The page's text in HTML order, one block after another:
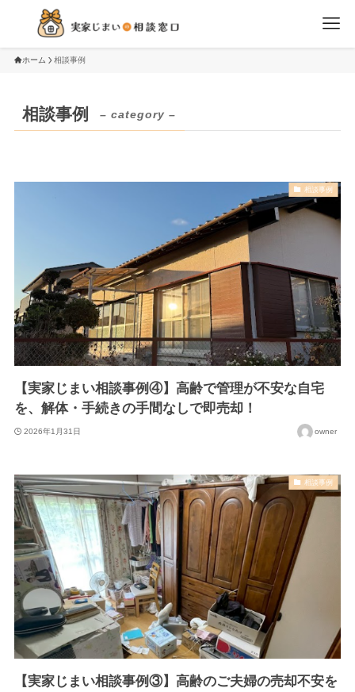
ホーム 相談事例
相談事例 – category –
相談事例
【実家じまい相談事例④】高齢で管理が不安な自宅
を、解体・手続きの手間なしで即売却！
2026年1月31日 owner
相談事例
【実家じまい相談事例③】高齢のご夫婦の売却不安を